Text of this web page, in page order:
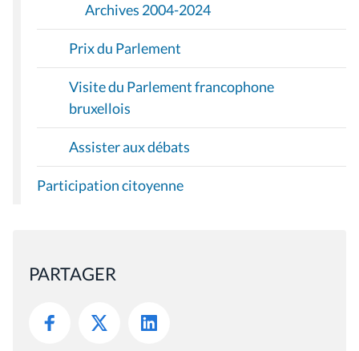
Archives 2004-2024
Prix du Parlement
Visite du Parlement francophone
bruxellois
Assister aux débats
Participation citoyenne
PARTAGER